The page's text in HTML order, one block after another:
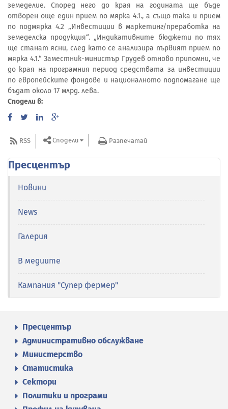
земеделие. Според него до края на годината ще бъде
отворен още един прием по мярка 4.1., а също така и прием
по подмярка 4.2 „Инвестиции в маркетинг/преработка на
земеделска продукция“. „Индикативните бюджети по тях
ще станат ясни, след като се анализира първият прием по
мярка 4.1.“ Заместник-министър Грудев отново припомни, че
до края на програмния период средствата за инвестиции
по европейските фондове и националното подпомагане ще
бъдат около 17 млрд. лева.
Сподели в:
RSS Сподели Разпечатай
Пресцентър
Новини
News
Галерия
В медиите
Кампания "Супер фермер"
Пресцентър
Административно обслужване
Министерство
Статистика
Сектори
Политики и програми